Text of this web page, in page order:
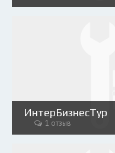
ИнтерБизнесТур
1 отзыв